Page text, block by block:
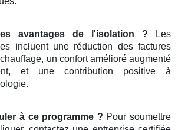
avantages de l'isolation ? Les
incluent une réduction des factures
un confort amélioré augmenté
et une contribution positive à
à ce programme ? Pour soumettre